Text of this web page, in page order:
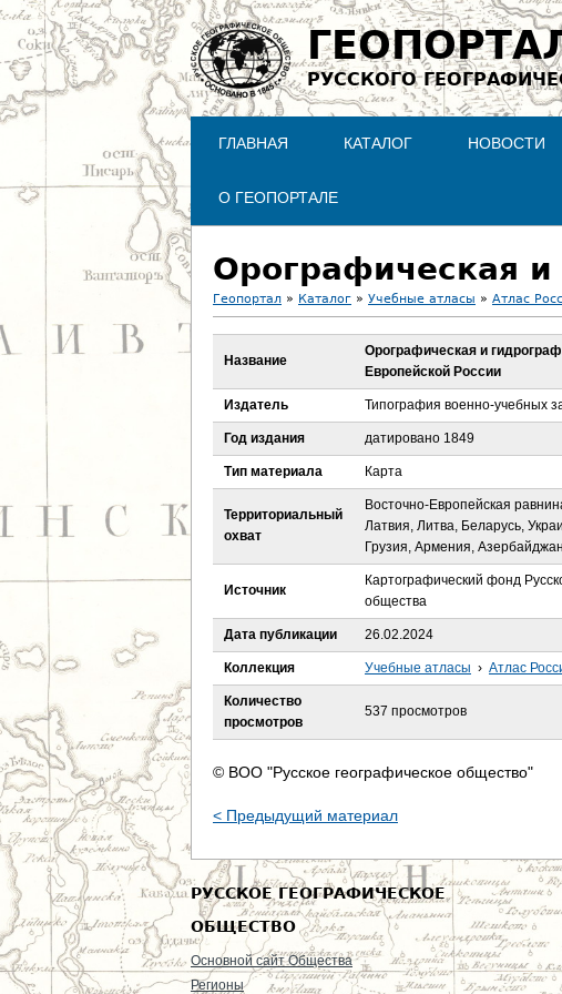
РУССКОГО
ГЛАВНАЯ КАТАЛОГ НОВОСТИ
О ГЕОПОРТАЛЕ
В
з
д
е
ь
Геопортал » Каталог » Учебные атласы » Атлас
Название
Орографическая и
Европейской России
Издатель Типография военно-учебных
Год издания датировано 1849
Тип материала Карта
Территориальный
охват
Восточно-Европейская
Латвия, Литва, Беларусь,
Грузия, Армения, Азербайджан
Источник
Картографический фонд
общества
Дата публикации 26.02.2024
Коллекция Учебные атласы › Атлас
Количество
просмотров
537 просмотров
© ВОО "Русское географическое общество"
< Предыдущий материал
РУССКОЕ ГЕОГРАФИЧЕСКОЕ
ОБЩЕСТВО
Основной сайт Общества
Регионы